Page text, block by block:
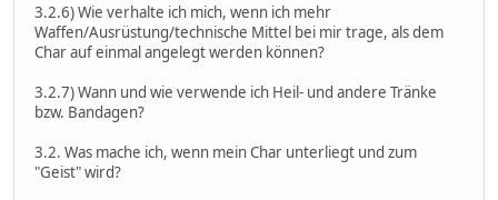
3.2.6) Wie verhalte ich mich, wenn ich mehr
Waffen/Ausrüstung/technische Mittel bei mir trage, als dem
Char auf einmal angelegt werden können?
3.2.7) Wann und wie verwende ich Heil- und andere Tränke
bzw. Bandagen?
3.2. Was mache ich, wenn mein Char unterliegt und zum
"Geist" wird?